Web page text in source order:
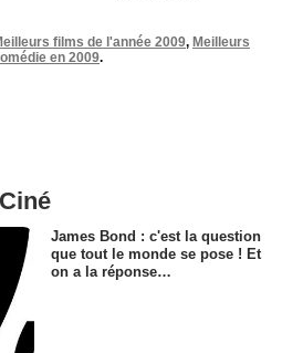
films de l'année 2009, Meilleurs
en 2009.
James Bond : c'est la question
que tout le monde se pose ! Et
on a la réponse…